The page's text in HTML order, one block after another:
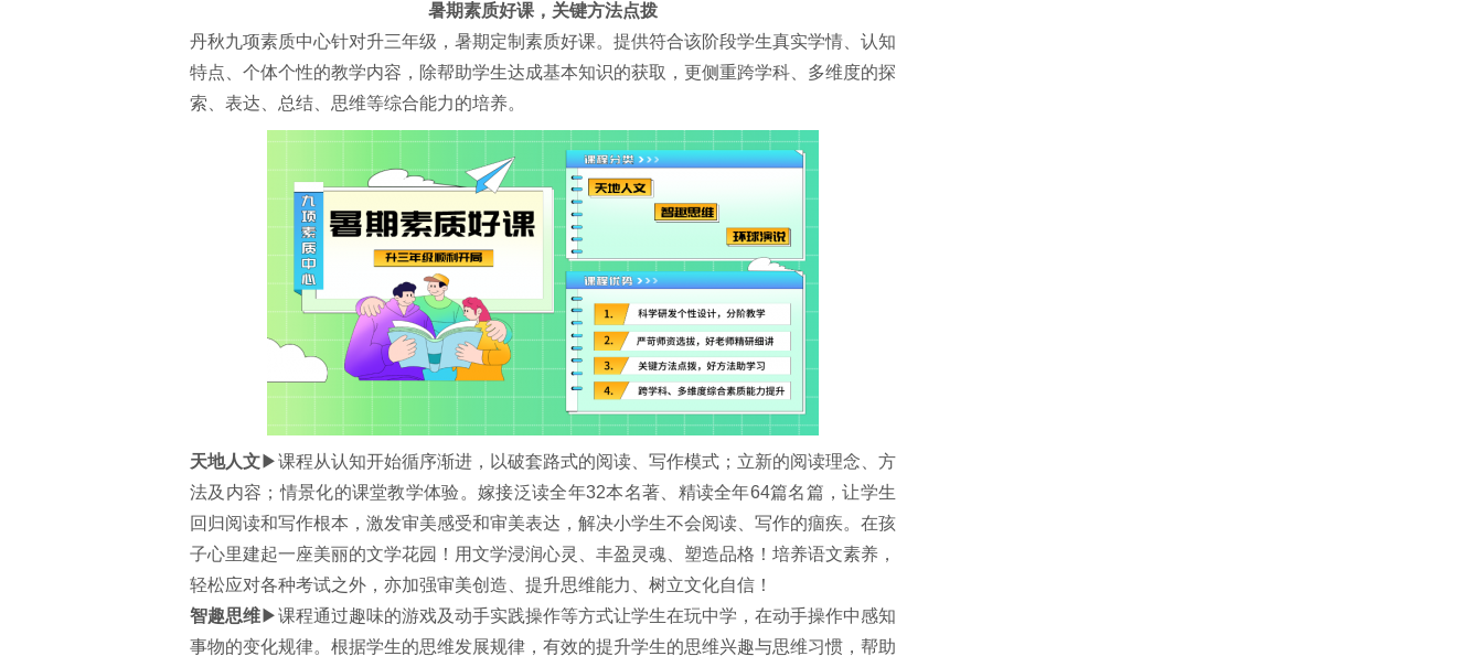
暑期素质好课，关键方法点拨
丹秋九项素质中心针对升三年级，暑期定制素质好课。提供符合该阶段学生真实学情、认知
特点、个体个性的教学内容，除帮助学生达成基本知识的获取，更侧重跨学科、多维度的探
索、表达、总结、思维等综合能力的培养。
天地人文▶课程从认知开始循序渐进，以破套路式的阅读、写作模式；立新的阅读理念、方
法及内容；情景化的课堂教学体验。嫁接泛读全年32本名著、精读全年64篇名篇，让学生
回归阅读和写作根本，激发审美感受和审美表达，解决小学生不会阅读、写作的痼疾。在孩
子心里建起一座美丽的文学花园！用文学浸润心灵、丰盈灵魂、塑造品格！培养语文素养，
轻松应对各种考试之外，亦加强审美创造、提升思维能力、树立文化自信！
智趣思维▶课程通过趣味的游戏及动手实践操作等方式让学生在玩中学，在动手操作中感知
事物的变化规律。根据学生的思维发展规律，有效的提升学生的思维兴趣与思维习惯，帮助